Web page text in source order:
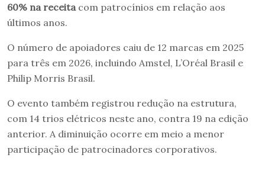
60% na receitacom patrocínios em relação aos
últimos anos.
O número de apoiadores caiu de 12 marcas em 2025
para três em 2026, incluindo Amstel, L’Oréal Brasil e
Philip Morris Brasil.
O evento também registrou redução na estrutura,
com 14 trios elétricos neste ano, contra 19 na edição
anterior. A diminuição ocorre em meio a menor
participação de patrocinadores corporativos.